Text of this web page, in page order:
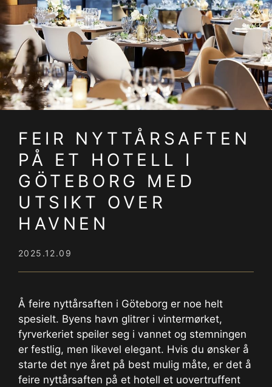
FEIR NYTTÅRSAFTEN
PÅ ET HOTELL I
GÖTEBORG MED
UTSIKT OVER
HAVNEN
2025.12.09
Å feire nyttårsaften i Göteborg er noe helt
spesielt. Byens havn glitrer i vintermørket,
fyrverkeriet speiler seg i vannet og stemningen
er festlig, men likevel elegant. Hvis du ønsker å
starte det nye året på best mulig måte, er det å
feire nyttårsaften på et hotell et uovertruffent